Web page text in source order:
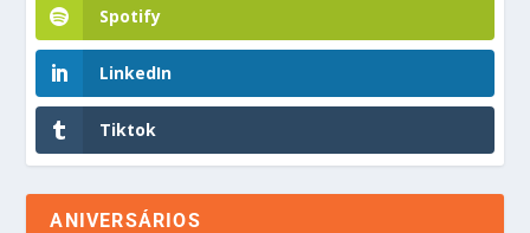
Spotify
LinkedIn
Tiktok
ANIVERSÁRIOS